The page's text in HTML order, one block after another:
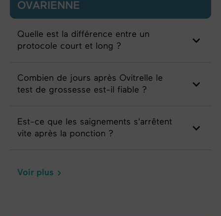
OVARIENNE
Quelle est la différence entre un
protocole court et long ?
Combien de jours après Ovitrelle le
test de grossesse est-il fiable ?
Est-ce que les saignements s'arrêtent
vite après la ponction ?
Voir plus